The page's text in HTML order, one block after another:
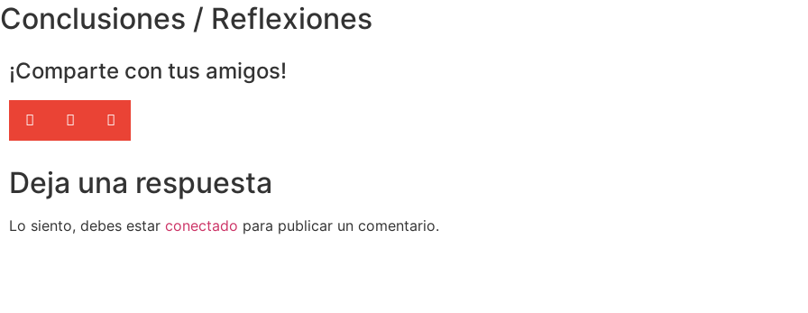
Conclusiones / Reflexiones
¡Comparte con tus amigos!
Deja una respuesta
Lo siento, debes estar conectado para publicar un comentario.